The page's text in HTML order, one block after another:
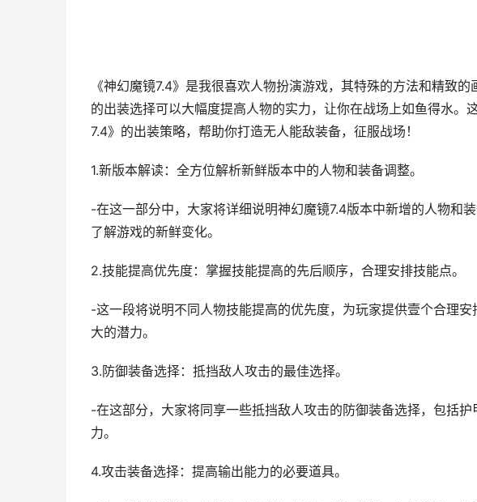
《神幻魔镜7.4》是我很喜欢人物扮演游戏，其特殊的方法和精致
的出装选择可以大幅度提高人物的实力，让你在战场上如鱼得水。
7.4》的出装策略，帮助你打造无人能敌装备，征服战场！
1.新版本解读：全方位解析新鲜版本中的人物和装备调整。
-在这一部分中，大家将详细说明神幻魔镜7.4版本中新增的人物和
了解游戏的新鲜变化。
2.技能提高优先度：掌握技能提高的先后顺序，合理安排技能点。
-这一段将说明不同人物技能提高的优先度，为玩家提供壹个合理
大的潜力。
3.防御装备选择：抵挡敌人攻击的最佳选择。
-在这部分，大家将同享一些抵挡敌人攻击的防御装备选择，包括
力。
4.攻击装备选择：提高输出能力的必要道具。